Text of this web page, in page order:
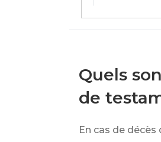
Quels
de
En cas de